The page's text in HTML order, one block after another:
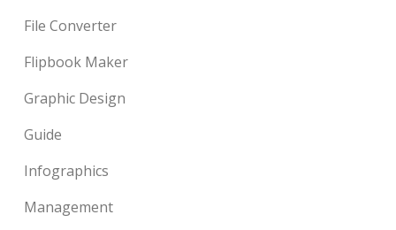
File Converter
Flipbook Maker
Graphic Design
Guide
Infographics
Management